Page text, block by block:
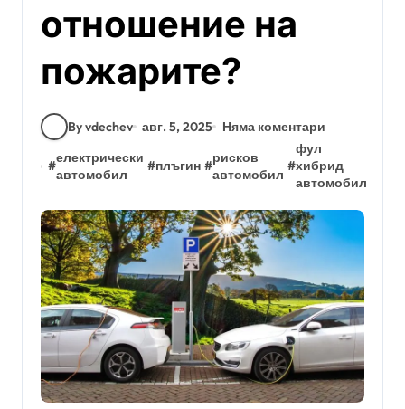
отношение на
пожарите?
By vdechev авг. 5, 2025 Няма коментари
#
електрически
автомобил
#плъгин #
рисков
автомобил
#
фул
хибрид
автомобил